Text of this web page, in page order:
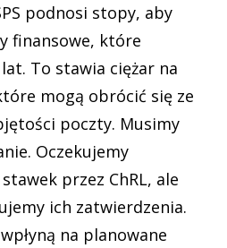
podnosi stopy, aby
finansowe, które
To stawia ciężar na
mogą obrócić się ze
poczty. Musimy
Oczekujemy
przez ChRL, ale
ich zatwierdzenia.
na planowane